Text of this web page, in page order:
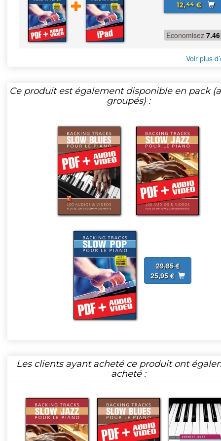
12,44€
Economisez 7.46
Voir plus
Ce produit est également disponible en pack
groupés) :
29,85 €
25,95 €
Les clients ayant acheté ce produit ont
acheté :